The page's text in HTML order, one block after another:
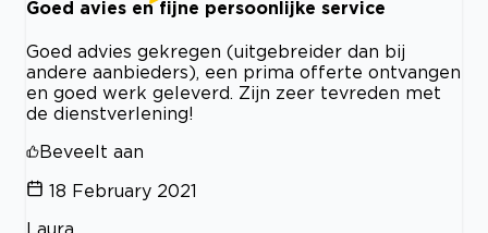
Goed avies en fijne persoonlijke service
Goed advies gekregen (uitgebreider dan bij
andere aanbieders), een prima offerte ontvangen
en goed werk geleverd. Zijn zeer tevreden met
de dienstverlening!
Beveelt aan
18 February 2021
Laura